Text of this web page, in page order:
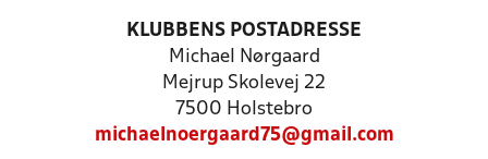
KLUBBENS POSTADRESSE
Michael Nørgaard
Mejrup Skolevej 22
7500 Holstebro
michaelnoergaard75@gmail.com